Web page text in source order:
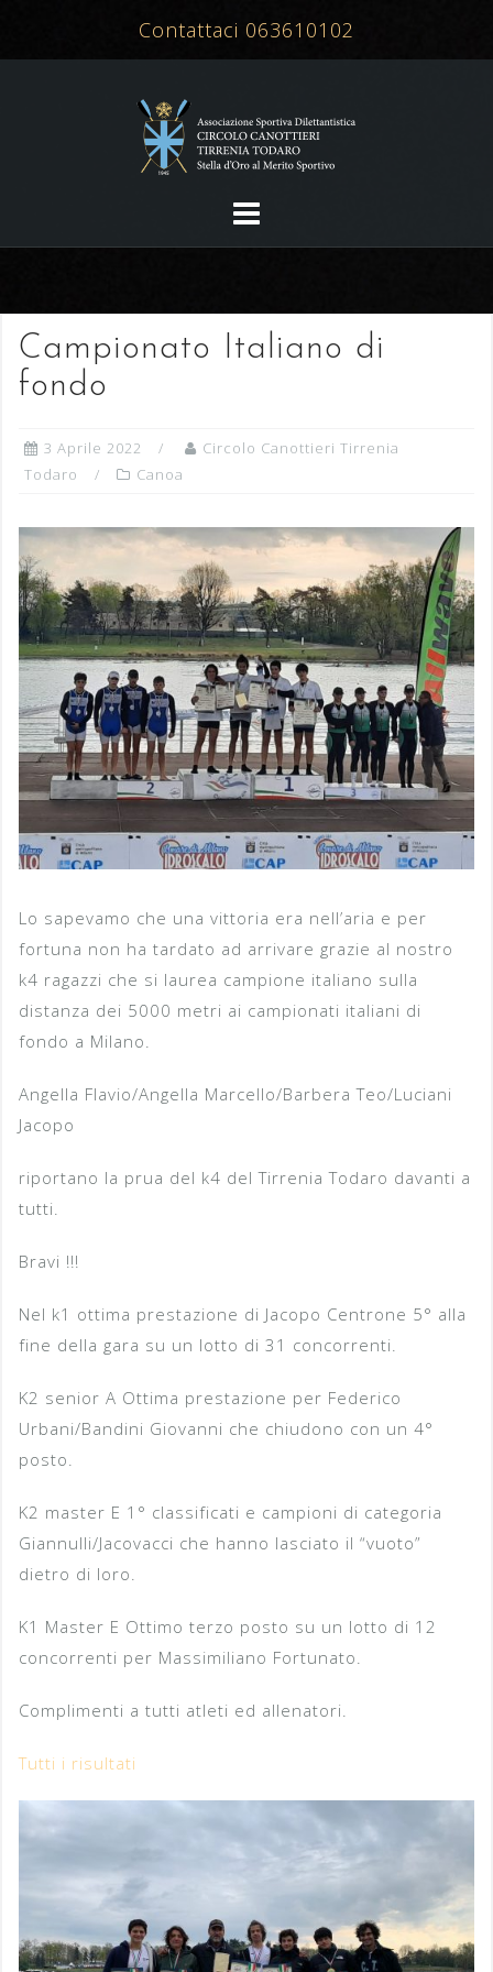
Contattaci 063610102
Campionato Italiano di
fondo
3 Aprile 2022
Circolo Canottieri Tirrenia
Todaro
Canoa
Lo sapevamo che una vittoria era nell’aria e per
fortuna non ha tardato ad arrivare grazie al nostro
k4 ragazzi che si laurea campione italiano sulla
distanza dei 5000 metri ai campionati italiani di
fondo a Milano.
Angella Flavio/Angella Marcello/Barbera Teo/Luciani
Jacopo
riportano la prua del k4 del Tirrenia Todaro davanti a
tutti.
Bravi !!!
Nel k1 ottima prestazione di Jacopo Centrone 5° alla
fine della gara su un lotto di 31 concorrenti.
K2 senior A Ottima prestazione per Federico
Urbani/Bandini Giovanni che chiudono con un 4°
posto.
K2 master E 1° classificati e campioni di categoria
Giannulli/Jacovacci che hanno lasciato il “vuoto”
dietro di loro.
K1 Master E Ottimo terzo posto su un lotto di 12
concorrenti per Massimiliano Fortunato.
Complimenti a tutti atleti ed allenatori.
Tutti i risultati